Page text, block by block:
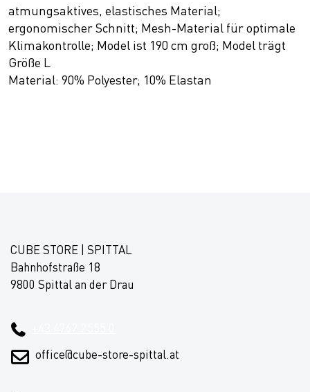
atmungsaktives, elastisches Material;
ergonomischer Schnitt; Mesh-Material für optimale
Klimakontrolle; Model ist 190 cm groß; Model trägt
Größe L
Material: 90% Polyester; 10% Elastan
CUBE STORE | SPITTAL
Bahnhofstraße 18
9800 Spittal an der Drau
office@cube-store-spittal.at